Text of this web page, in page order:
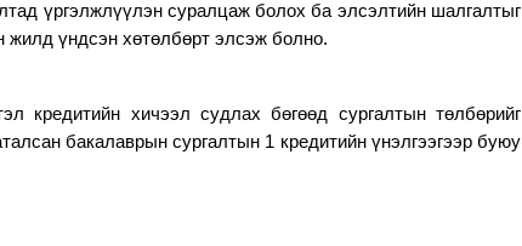
үргэлжлүүлэн суралцаж болох ба элсэлтийн шалгалтыг
жилд үндсэн хөтөлбөрт элсэж болно.
кредитийн хичээл судлах бөгөөд сургалтын төлбөрийг
бакалаврын сургалтын 1 кредитийн үнэлгээгээрбуюу